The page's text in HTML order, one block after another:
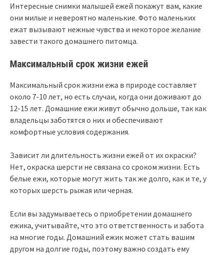
Интересные снимки малышей ежей покажут вам, какие
они милые и невероятно маленькие. Фото маленьких
ежат вызывают нежные чувства и некоторое желание
завести такого домашнего питомца.
Максимальный срок жизни ежей
Максимальный срок жизни ежа в природе составляет
около 7-10 лет, но есть случаи, когда они доживают до
12-15 лет. Домашние ежи живут обычно дольше, так как
владельцы заботятся о них и обеспечивают
комфортные условия содержания.
Зависит ли длительность жизни ежей от их окраски?
Нет, окраска шерсти не связана со сроком жизни. Есть
белые ежи, которые могут жить так же долго, как и те, у
которых шерсть рыжая или черная.
Если вы задумываетесь о приобретении домашнего
ежика, учитывайте, что это ответственность и забота
на многие годы. Домашний ежик может стать вашим
другом на долгие годы, поэтому важно создать ему